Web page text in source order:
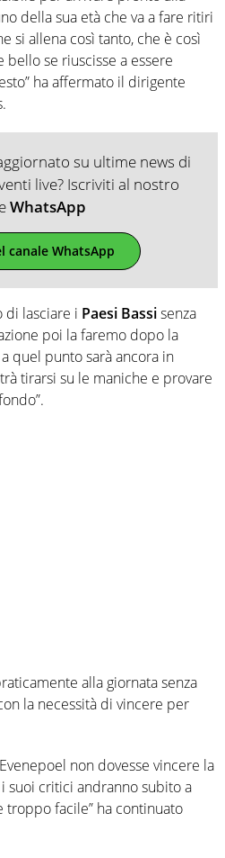
della sua età che va a fare ritiri
si allena così tanto, che è così
se riuscisse a essere
ha affermato il dirigente
su ultime news di
live? Iscriviti al nostro
WhatsApp
canale WhatsApp
di lasciare i Paesi Bassisenza
poi la faremo dopo la
quel punto sarà ancora in
tirarsi su le maniche e provare
alla giornata senza
la necessità di vincere per
non dovesse vincere la
i suoi critici andranno subito a
facile” ha continuato